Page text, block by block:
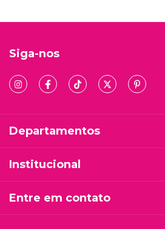
Siga-nos
Departamentos
Institucional
Entre em contato